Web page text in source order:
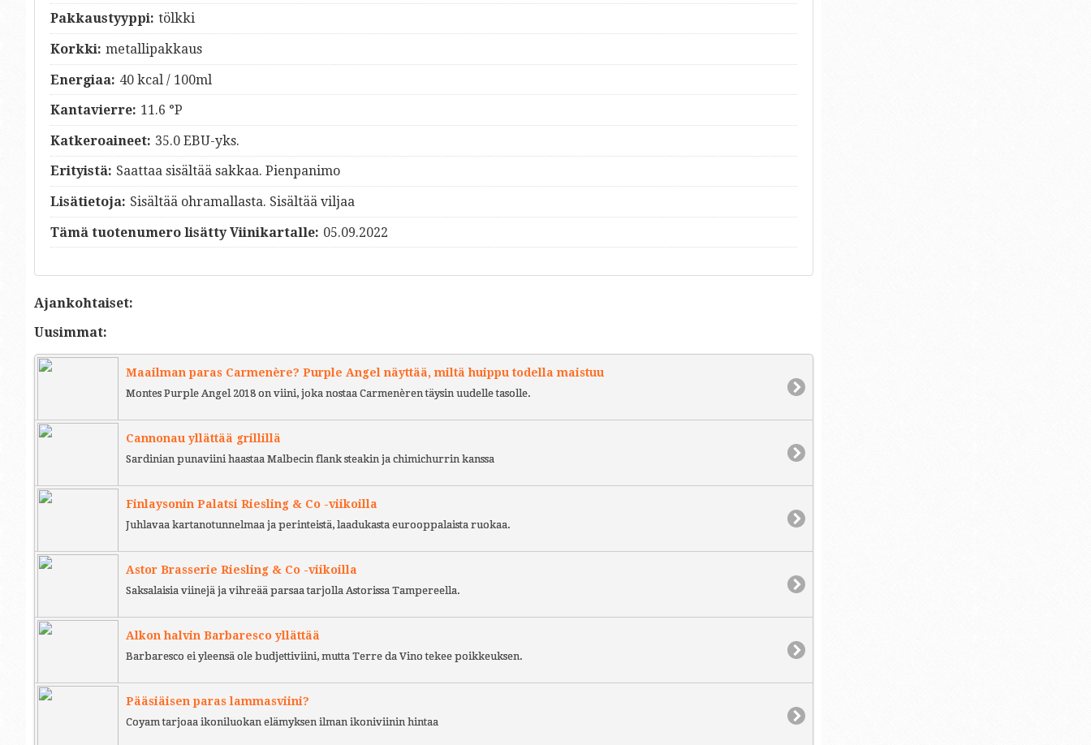
Pakkaustyyppi: tölkki
Korkki: metallipakkaus
Energiaa: 40 kcal / 100ml
Kantavierre: 11.6 °P
Katkeroaineet: 35.0 EBU-yks.
Erityistä: Saattaa sisältää sakkaa. Pienpanimo
Lisätietoja: Sisältää ohramallasta. Sisältää viljaa
Tämä tuotenumero lisätty Viinikartalle: 05.09.2022
Ajankohtaiset:
Uusimmat:
Maailman paras Carmenère? Purple Angel näyttää, miltä huippu todella maistuu
Montes Purple Angel 2018 on viini, joka nostaa Carmenèren täysin uudelle tasolle.
Cannonau yllättää grillillä
Sardinian punaviini haastaa Malbecin flank steakin ja chimichurrin kanssa
Finlaysonin Palatsi Riesling & Co -viikoilla
Juhlavaa kartanotunnelmaa ja perinteistä, laadukasta eurooppalaista ruokaa.
Astor Brasserie Riesling & Co -viikoilla
Saksalaisia viinejä ja vihreää parsaa tarjolla Astorissa Tampereella.
Alkon halvin Barbaresco yllättää
Barbaresco ei yleensä ole budjettiviini, mutta Terre da Vino tekee poikkeuksen.
Pääsiäisen paras lammasviini?
Coyam tarjoaa ikoniluokan elämyksen ilman ikoniviinin hintaa